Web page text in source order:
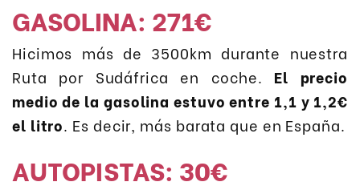
GASOLINA: 271€
Hicimos más de 3500km durante nuestra
Ruta por Sudáfrica en coche. El precio
medio de la gasolina estuvo entre 1,1 y 1,2€
el litro. Es decir, más barata que en España.
AUTOPISTAS: 30€